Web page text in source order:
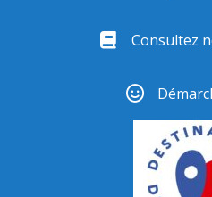
Consultez